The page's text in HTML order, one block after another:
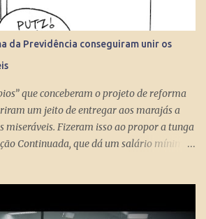
da Previdência conseguiram unir os
que conceberam o projeto de reforma
um jeito de entregar aos marajás a
miseráveis. Fizeram isso ao propor a tunga
Continuada, que dá um salário mínimo
querem tomar pelo menos R$ 598